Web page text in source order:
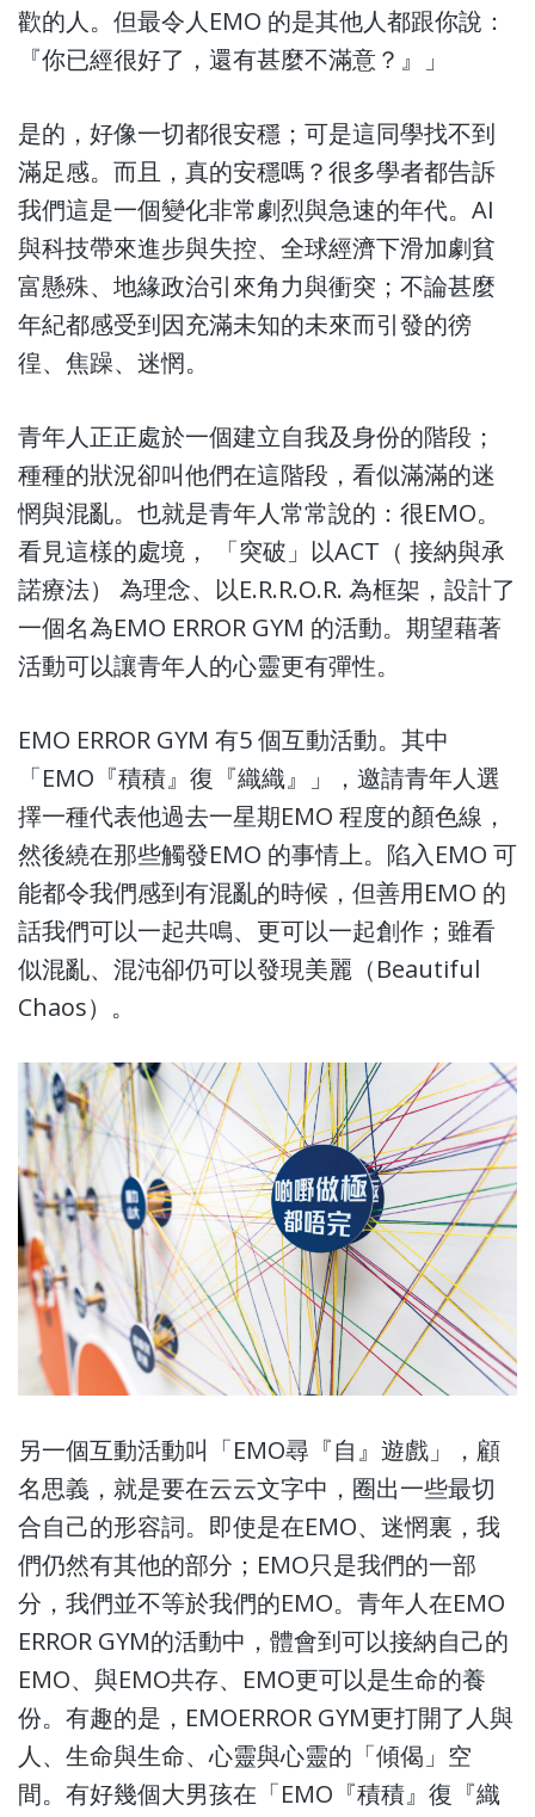
歡的人。但最令人EMO 的是其他人都跟你說：
『你已經很好了，還有甚麼不滿意？』」
是的，好像一切都很安穩；可是這同學找不到
滿足感。而且，真的安穩嗎？很多學者都告訴
我們這是一個變化非常劇烈與急速的年代。AI
與科技帶來進步與失控、全球經濟下滑加劇貧
富懸殊、地緣政治引來角力與衝突；不論甚麼
年紀都感受到因充滿未知的未來而引發的徬
徨、焦躁、迷惘。
青年人正正處於一個建立自我及身份的階段；
種種的狀況卻叫他們在這階段，看似滿滿的迷
惘與混亂。也就是青年人常常說的：很EMO。
看見這樣的處境， 「突破」以ACT（ 接納與承
諾療法） 為理念、以E.R.R.O.R. 為框架，設計了
一個名為EMO ERROR GYM 的活動。期望藉著
活動可以讓青年人的心靈更有彈性。
EMO ERROR GYM 有5 個互動活動。其中
「EMO『積積』復『織織』」，邀請青年人選
擇一種代表他過去一星期EMO 程度的顏色線，
然後繞在那些觸發EMO 的事情上。陷入EMO 可
能都令我們感到有混亂的時候，但善用EMO 的
話我們可以一起共鳴、更可以一起創作；雖看
似混亂、混沌卻仍可以發現美麗（Beautiful
Chaos）。
另一個互動活動叫「EMO尋『自』遊戲」，顧
名思義，就是要在云云文字中，圈出一些最切
合自己的形容詞。即使是在EMO、迷惘裏，我
們仍然有其他的部分；EMO只是我們的一部
分，我們並不等於我們的EMO。青年人在EMO
ERROR GYM的活動中，體會到可以接納自己的
EMO、與EMO共存、EMO更可以是生命的養
份。有趣的是，EMOERROR GYM更打開了人與
人、生命與生命、心靈與心靈的「傾偈」空
間。有好幾個大男孩在「EMO『積積』復『織